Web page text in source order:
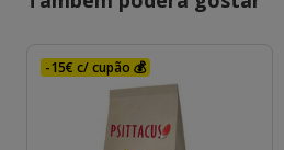
-15€ c/ cupão 💰